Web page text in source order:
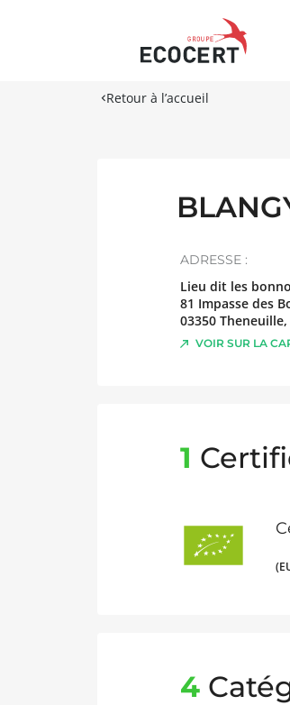
Retour à l’accueil
ADRESSE :
Lieu dit les
81 Impasse des
03350 Theneuille,
VOIR SUR LA
1
4